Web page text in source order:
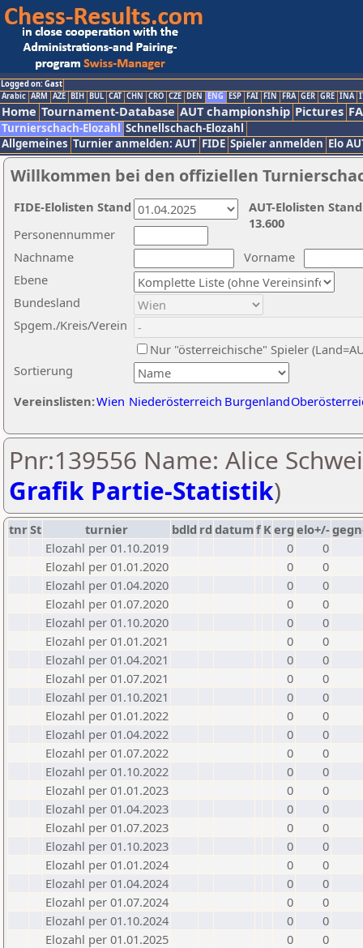
Logged on: Gast
Arabic ARM AZE BIH BUL CAT CHN CRO CZE DEN ENG ESP FAI FIN FRA GER GRE INA
Home Tournament-Database AUT championship Pictures
Turnierschach-Elozahl Schnellschach-Elozahl
Allgemeines Turnier anmelden: AUT FIDE Spieler anmelden Elo
Willkommen bei den offiziellen
Nachname
Vorname
Ebene
Sortierung
Personennummer
Bundesland
Spgem./Kreis/Verein
Nur "österreichische" Spieler
Vereinslisten:Wien Niederösterreich Burgenland
AUT-Elolisten
13.600
FIDE-Elolisten Stand
Pnr:139556 Name: Alice
Grafik Partie-Statistik)
tnrSt turnier bdld rd datumf Kerg elo+/-
Elozahl per 01.10.2019
0
0
Elozahl per 01.01.2020
0
0
Elozahl per 01.04.2020
0
0
Elozahl per 01.07.2020
0
0
Elozahl per 01.10.2020
0
0
Elozahl per 01.01.2021
0
0
Elozahl per 01.04.2021
0
0
Elozahl per 01.07.2021
0
0
Elozahl per 01.10.2021
0
0
Elozahl per 01.01.2022
0
0
Elozahl per 01.04.2022
0
0
Elozahl per 01.07.2022
0
0
Elozahl per 01.10.2022
0
0
Elozahl per 01.01.2023
0
0
Elozahl per 01.04.2023
0
0
Elozahl per 01.07.2023
0
0
Elozahl per 01.10.2023
0
0
Elozahl per 01.01.2024
0
0
Elozahl per 01.04.2024
0
0
Elozahl per 01.07.2024
0
0
Elozahl per 01.10.2024
0
0
Elozahl per 01.01.2025
0
0